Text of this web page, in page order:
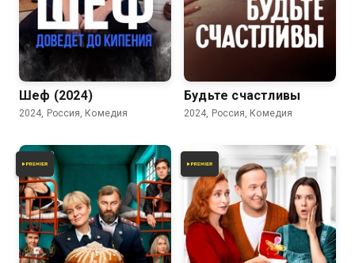
7.4
Шеф (2024)
2024, Россия, Комедия
Будьте счастливы
2024, Россия, Комедия